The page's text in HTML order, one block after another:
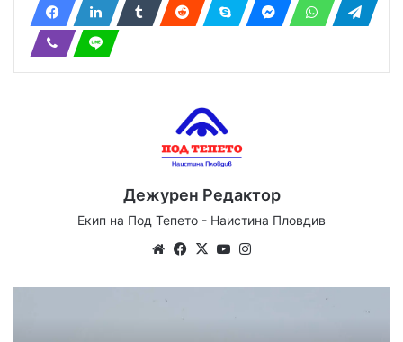
Дежурен Редактор
Екип на Под Тепето - Наистина Пловдив
WebsiteFacebook
X YouTube